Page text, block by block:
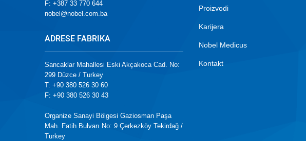
F: +387 33 770 644
nobel@nobel.com.ba
ADRESE FABRIKA
Sancaklar Mahallesi Eski Akçakoca Cad. No:
299 Düzce / Turkey
T: +90 380 526 30 60
F: +90 380 526 30 43
Organize Sanayi Bölgesi Gaziosman Paşa
Mah. Fatih Bulvarı No: 9 Çerkezköy Tekirdağ /
Turkey
Proizvodi
Karijera
Nobel Medicus
Kontakt